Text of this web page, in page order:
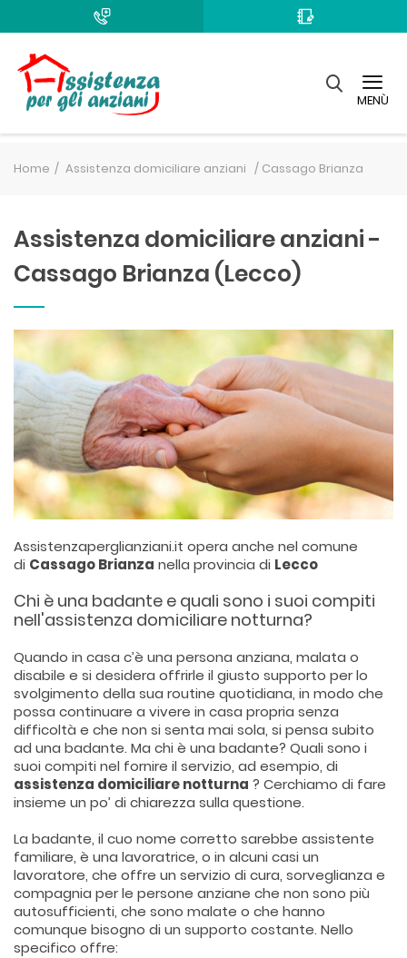
MENÙ
Home Assistenza domiciliare anziani / Cassago Brianza
Assistenza domiciliare anziani -
Cassago Brianza (Lecco)
Assistenzaperglianziani.it opera anche nel comune
di Cassago Brianza nella provincia di Lecco
Chi è una badante e quali sono i suoi compiti
nell'assistenza domiciliare notturna?
Quando in casa c’è una persona anziana, malata o
disabile e si desidera offrirle il giusto supporto per lo
svolgimento della sua routine quotidiana, in modo che
possa continuare a vivere in casa propria senza
difficoltà e che non si senta mai sola, si pensa subito
ad una badante. Ma chi è una badante? Quali sono i
suoi compiti nel fornire il servizio, ad esempio, di
assistenza domiciliare notturna ? Cerchiamo di fare
insieme un po’ di chiarezza sulla questione.
La badante, il cuo nome corretto sarebbe assistente
familiare, è una lavoratrice, o in alcuni casi un
lavoratore, che offre un servizio di cura, sorveglianza e
compagnia per le persone anziane che non sono più
autosufficienti, che sono malate o che hanno
comunque bisogno di un supporto costante. Nello
specifico offre: